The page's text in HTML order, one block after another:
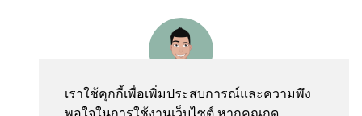
เราใช้คุกกี้เพื่อเพิ่มประสบการณ์และความพึง
webmaster